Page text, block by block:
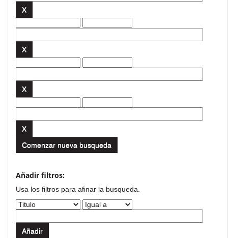
Comenzar nueva busqueda
Añadir filtros:
Usa los filtros para afinar la busqueda.